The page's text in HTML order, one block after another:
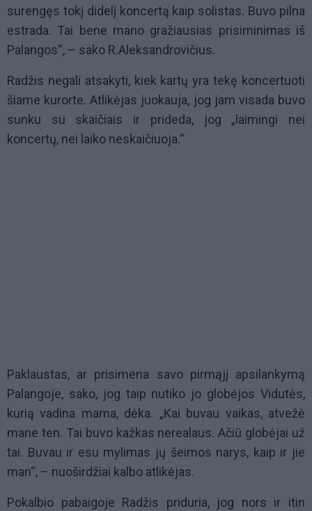
surengęs tokį didelį koncertą kaip solistas. Buvo pilna
estrada. Tai bene mano gražiausias prisiminimas iš
Palangos“, – sako R.Aleksandrovičius.
Radžis negali atsakyti, kiek kartų yra tekę koncertuoti
šiame kurorte. Atlikėjas juokauja, jog jam visada buvo
sunku su skaičiais ir prideda, jog „laimingi nei
koncertų, nei laiko neskaičiuoja.“
Paklaustas, ar prisimena savo pirmąjį apsilankymą
Palangoje, sako, jog taip nutiko jo globėjos Vidutės,
kurią vadina mama, dėka. „Kai buvau vaikas, atvežė
mane ten. Tai buvo kažkas nerealaus. Ačiū globėjai už
tai. Buvau ir esu mylimas jų šeimos narys, kaip ir jie
man“, – nuoširdžiai kalbo atlikėjas.
Pokalbio pabaigoje Radžis priduria, jog nors ir itin